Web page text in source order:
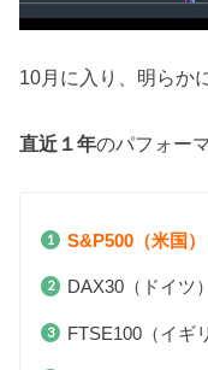
10月に入り、明らか
直近１年のパフォー
S&P500（米国
DAX30（ドイツ
FTSE100（イギ